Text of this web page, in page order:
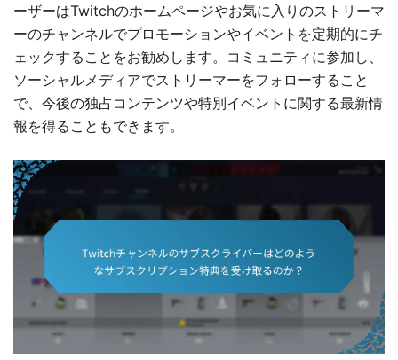
ーザーはTwitchのホームページやお気に入りのストリーマ
ーのチャンネルでプロモーションやイベントを定期的にチ
ェックすることをお勧めします。コミュニティに参加し、
ソーシャルメディアでストリーマーをフォローすること
で、今後の独占コンテンツや特別イベントに関する最新情
報を得ることもできます。